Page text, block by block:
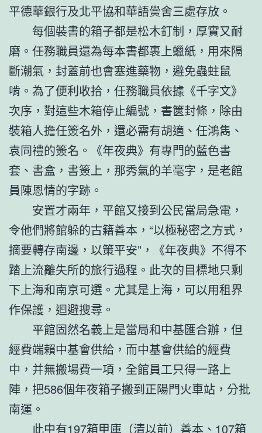
平德華銀行及北平協和華語黌舍三處存放。
每個裝書的箱子都是松木釘制，厚實又耐
磨。任務職員還為每本書都裹上蠟紙，用來隔
斷潮氣，封蓋前也會塞進藥物，避免蟲蛀鼠
啃。為了便利收拾，任務職員依據《千字文》
次序，對這些木箱停止編號，書篋封條，除由
裝箱人擔任簽名外，還必需有胡適、任鴻雋、
袁同禮的簽名。《年夜典》有專門的藍色書
套、書盒，書簽上，那秀氣的羊毫字，是老館
員陳恩情的字跡。
安置才兩年，平館又接到公民當局急電，
令他們將館躲的古籍善本，“以極秘密之方式，
摘要轉存南邊，以策平安”，《年夜典》不得不
踏上流離失所的旅行過程。此次的目標地只剩
下上海和南京可選。尤其是上海，可以用租界
作保護，迴避搜尋。
平館固然名義上是當局和中基匯合辦，但
經費端賴中基會供給，而中基會供給的經費
中，并無搬場費一項，全館員工只得一路上
陣，把586個年夜箱子搬到正陽門火車站，分批
南運。
此中有197箱甲庫（清以前）善本、107箱